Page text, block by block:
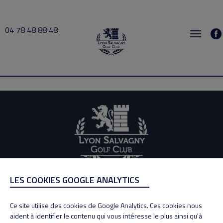
04 78 48 88 48
Juchet 2026-06-23 12:00 → 2026-06-23 13:00
ADRESSE
69890 La Tour de Salvagny
Tél : 04 78 48 88 48
LES COOKIES GOOGLE ANALYTICS
Ce site utilise des cookies de Google Analytics. Ces cookies nous
aident à identifier le contenu qui vous intéresse le plus ainsi qu'à